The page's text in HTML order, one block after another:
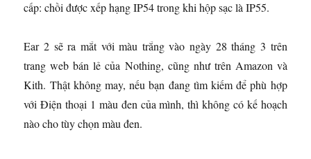
cấp: chồi được xếp hạng IP54 trong khi hộp sạc là IP55.
Ear 2 sẽ ra mắt với màu trắng vào ngày 28 tháng 3 trên
trang web bán lẻ của Nothing, cũng như trên Amazon và
Kith. Thật không may, nếu bạn đang tìm kiếm để phù hợp
với Điện thoại 1 màu đen của mình, thì không có kế hoạch
nào cho tùy chọn màu đen.